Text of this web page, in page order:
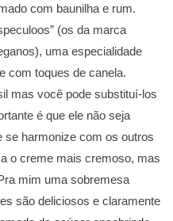
com baunilha e rum.
(os da marca
uma especialidade
com toques de canela.
mas você pode substituí-los
é que ele não seja
se harmonize com os outros
o creme mais cremoso, mas
mim uma sobremesa
são deliciosos e claramente